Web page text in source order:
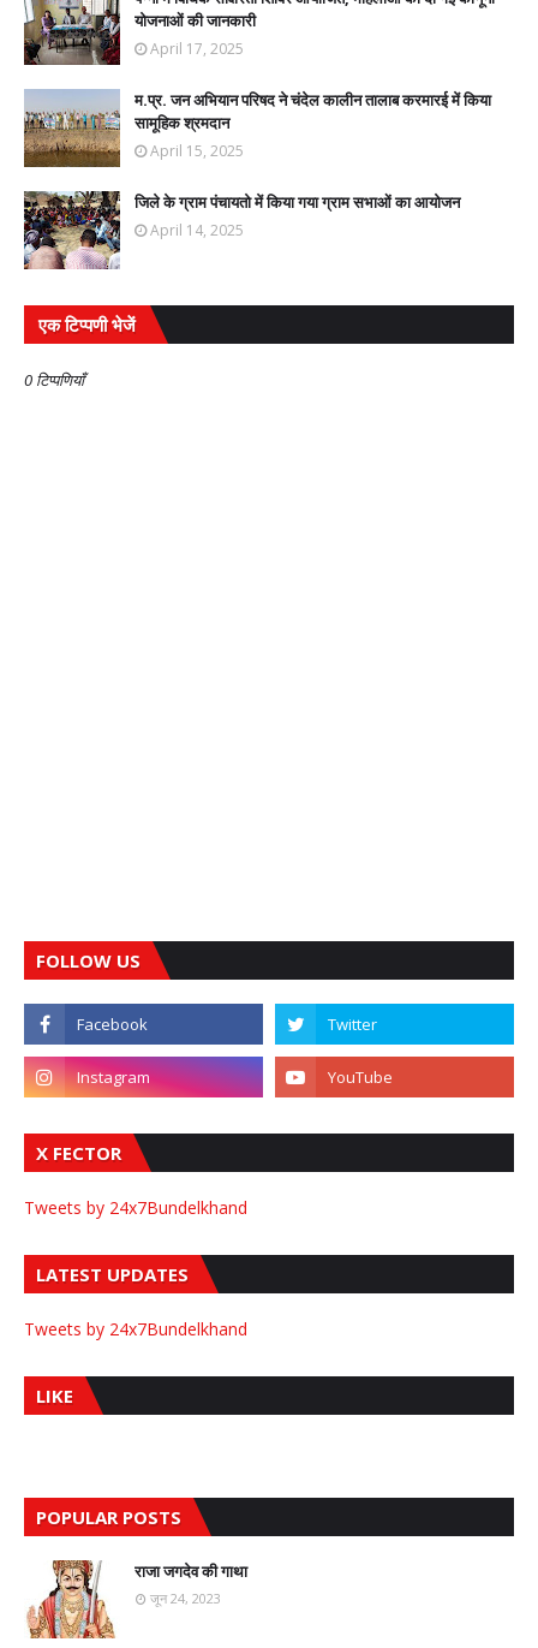
योजनाओं की जानकारी
April 17, 2025
म.प्र. जन अभियान परिषद ने चंदेल कालीन तालाब करमारई में किया
सामूहिक श्रमदान
April 15, 2025
जिले के ग्राम पंचायतो में किया गया ग्राम सभाओं का आयोजन
April 14, 2025
एक टिप्पणी भेजें
0 टिप्पणियाँ
FOLLOW US
X FECTOR
Tweets by 24x7Bundelkhand
LATEST UPDATES
Tweets by 24x7Bundelkhand
LIKE
POPULAR POSTS
राजा जगदेव की गाथा
जून 24, 2023